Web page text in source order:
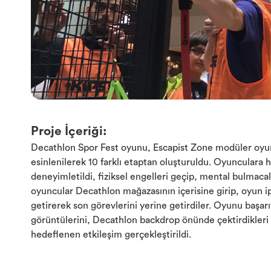
Proje İçeriği:
Decathlon Spor Fest oyunu, Escapist Zone modüler
esinlenilerek 10 farklı etaptan oluşturuldu. Oyunculara
deneyimletildi, fiziksel engelleri geçip, mental
oyuncular Decathlon mağazasının içerisine girip, oyun
getirerek son görevlerini yerine getirdiler. Oyunu
görüntülerini, Decathlon backdrop önünde çektirdikleri
hedeflenen etkileşim gerçekleştirildi.